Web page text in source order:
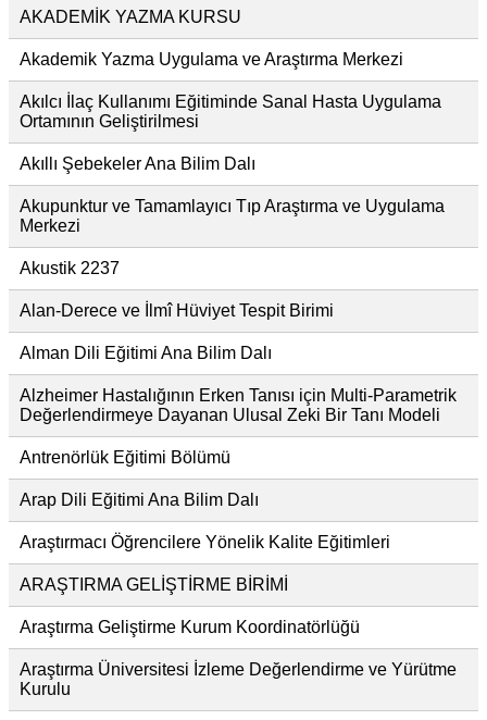
AKADEMİK YAZMA KURSU
Akademik Yazma Uygulama ve Araştırma Merkezi
Akılcı İlaç Kullanımı Eğitiminde Sanal Hasta Uygulama
Ortamının Geliştirilmesi
Akıllı Şebekeler Ana Bilim Dalı
Akupunktur ve Tamamlayıcı Tıp Araştırma ve Uygulama
Merkezi
Akustik 2237
Alan-Derece ve İlmî Hüviyet Tespit Birimi
Alman Dili Eğitimi Ana Bilim Dalı
Alzheimer Hastalığının Erken Tanısı için Multi-Parametrik
Değerlendirmeye Dayanan Ulusal Zeki Bir Tanı Modeli
Antrenörlük Eğitimi Bölümü
Arap Dili Eğitimi Ana Bilim Dalı
Araştırmacı Öğrencilere Yönelik Kalite Eğitimleri
ARAŞTIRMA GELİŞTİRME BİRİMİ
Araştırma Geliştirme Kurum Koordinatörlüğü
Araştırma Üniversitesi İzleme Değerlendirme ve Yürütme
Kurulu